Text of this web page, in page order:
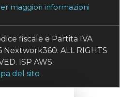
maggiori informazioni
fiscale e Partita IVA
Nextwork360. ALL RIGHTS
ISP AWS
del sito